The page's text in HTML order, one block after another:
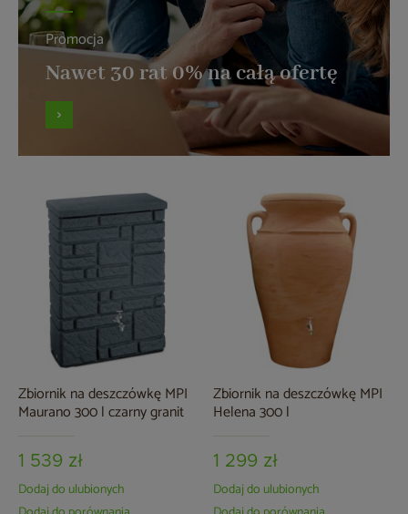
Promocja
Nawet 30 rat 0% na całą ofertę
Zbiornik na deszczówkę MPI
Maurano 300 l czarny granit
1 539 zł
Dodaj do ulubionych
Zbiornik na deszczówkę MPI
Helena 300 l
1 299 zł
Dodaj do ulubionych